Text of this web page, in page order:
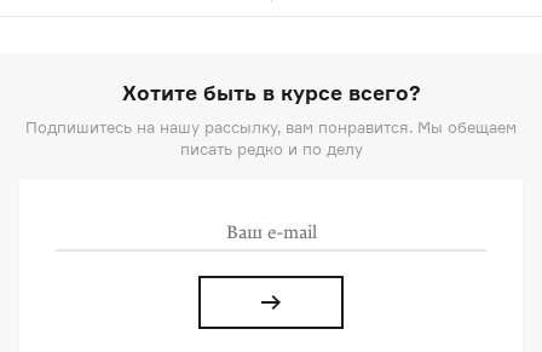
Хотите быть в курсе всего?
Подпишитесь на нашу рассылку, вам понравится. Мы обещаем
писать редко и по делу